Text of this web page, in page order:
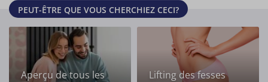
PEUT-ÊTRE QUE VOUS CHERCHIEZ CECI?
Aperçu de tous les
Lifting des fesses